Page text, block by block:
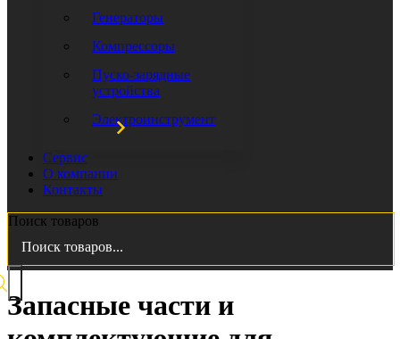
Генераторы
Компрессоры
Пуско-зарядные
устройства
Электроинструмент
Сервис
О компании
Контакты
Поиск товаров
Запасные части и